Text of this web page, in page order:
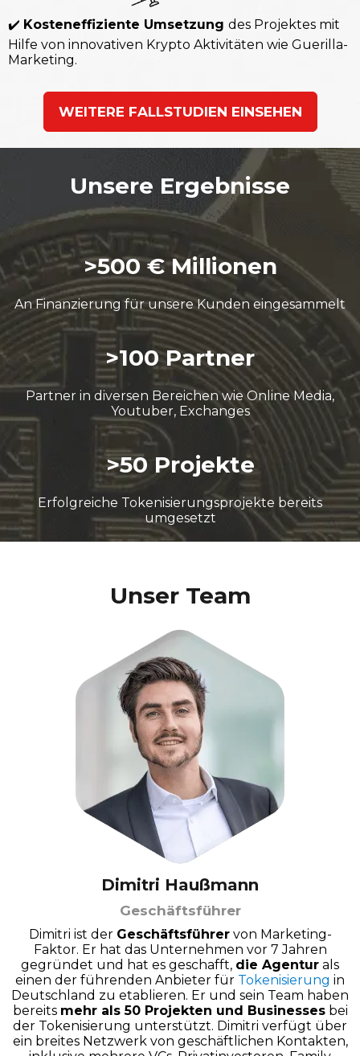
✔️ Kosteneffiziente Umsetzung des Projektes mit
Hilfe von innovativen Krypto Aktivitäten wie Guerilla-
Marketing.
WEITERE FALLSTUDIEN EINSEHEN
Unsere Ergebnisse
>500 € Millionen
An Finanzierung für unsere Kunden eingesammelt
>100 Partner
Partner in diversen Bereichen wie Online Media,
Youtuber, Exchanges
>50 Projekte
Erfolgreiche Tokenisierungsprojekte bereits
umgesetzt
Unser Team
Dimitri Haußmann
Geschäftsführer
Dimitri ist der Geschäftsführervon Marketing-
Faktor. Er hat das Unternehmen vor 7 Jahren
gegründet und hat es geschafft, die Agentur als
einen der führenden Anbieter für Tokenisierung in
Deutschland zu etablieren. Er und sein Team haben
bereits mehr als 50 Projekten und Businessesbei
der Tokenisierung unterstützt. Dimitri verfügt über
ein breites Netzwerk von geschäftlichen Kontakten,